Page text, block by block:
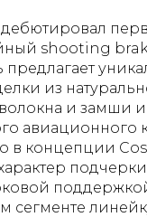
shooting
предлагает
из
и замши и
авиационного
в концепции
сегменте